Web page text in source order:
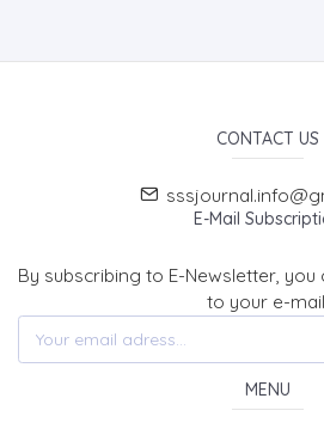
CONTACT US
E-Mail
By subscribing to E-Newsletter,
to your e-
MENU